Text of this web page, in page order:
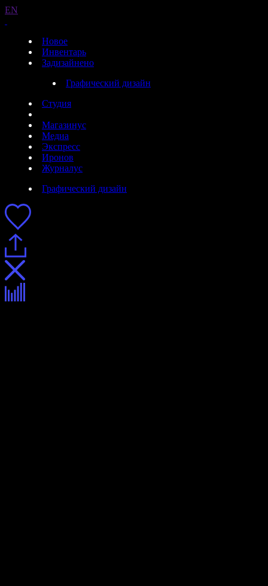
EN
Новое
Инвентарь
Задизайнено
Графический дизайн
Студия
Магазинус
Медиа
Экспресс
Иронов
Журналус
Графический дизайн